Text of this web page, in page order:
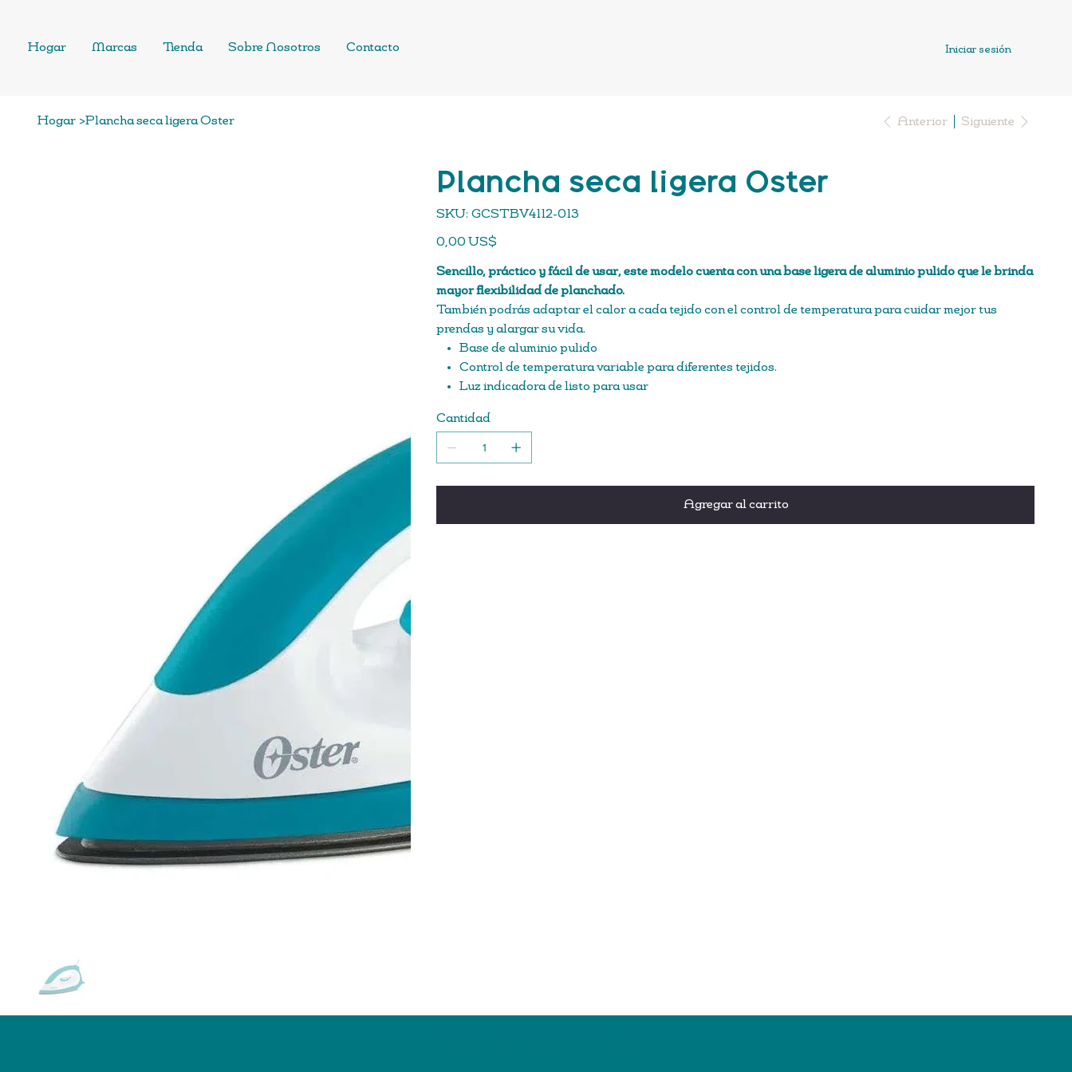
Hogar Marcas Tienda Sobre Nosotros Contacto Iniciar sesión
Hogar >Plancha seca ligera Oster Anterior Siguiente
Plancha seca ligera Oster
SKU: SKU
GCSTBV4112-
GCSTBV4112-013
Precio
0,00 US$
Sencillo, práctico y fácil de usar, este modelo cuenta con una base ligera de aluminio pulido que le brinda
mayor flexibilidad de planchado.
También podrás adaptar el calor a cada tejido con el control de temperatura para cuidar mejor tus
prendas y alargar su vida.
Base de aluminio pulido
Control de temperatura variable para diferentes tejidos.
Luz indicadora de listo para usar
Cantidad
Agregar al carrito